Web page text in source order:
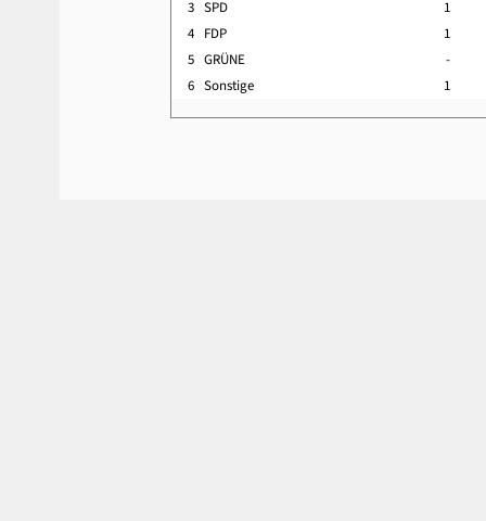
3 SPD
1
4 FDP
1
5 GRÜNE
-
6 Sonstige 1